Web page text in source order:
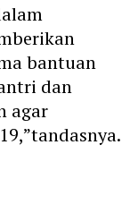
bantuan
dan
agar